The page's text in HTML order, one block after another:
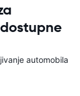
automobila